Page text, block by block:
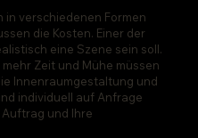
in verschiedenen Formen
die Kosten. Einer der
eine Szene sein soll.
Zeit und Mühe müssen
Innenraumgestaltung und
individuell auf Anfrage
und Ihre